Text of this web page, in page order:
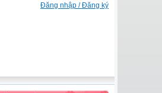
Đăng nhập / Đăng ký